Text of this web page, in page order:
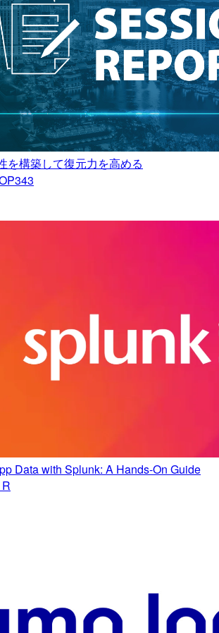
を構築して復元力を高める
Data with Splunk: A Hands-On Guide